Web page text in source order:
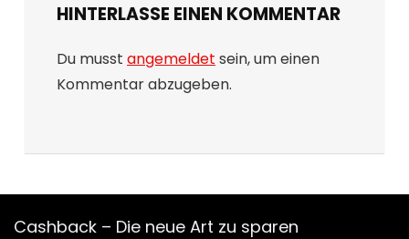
HINTERLASSE EINEN KOMMENTAR
Du musst angemeldet sein, um einen
Kommentar abzugeben.
Cashback – Die neue Art zu sparen